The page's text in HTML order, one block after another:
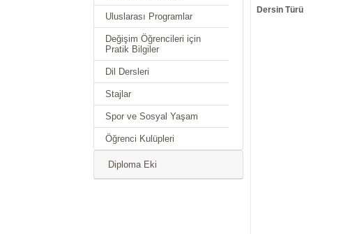
Uluslarası Programlar
Değişim Öğrencileri için
Pratik Bilgiler
Dil Dersleri
Stajlar
Spor ve Sosyal Yaşam
Öğrenci Kulüpleri
Diploma Eki
Dersin Türü